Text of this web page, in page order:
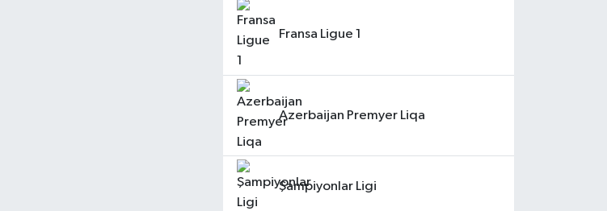
Fransa Ligue 1
Azerbaijan Premyer Liqa
Şampiyonlar Ligi